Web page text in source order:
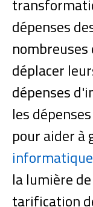
dépenses
déplacer
dépenses
les
pour aider à
la lumière
tarification